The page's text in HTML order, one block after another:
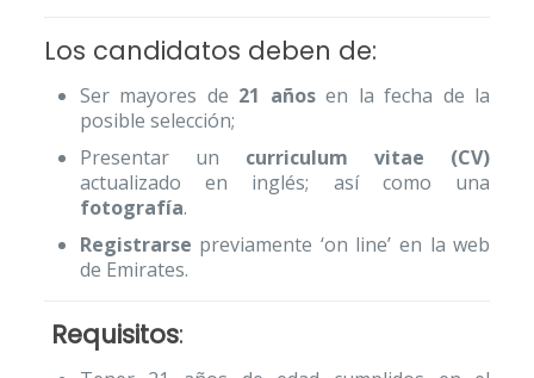
Los candidatos deben de:
Ser mayores de 21 añosen la fecha de la
posible selección;
Presentar un curriculum vitae (CV)
actualizado en inglés; así como una
fotografía.
Registrarse previamente ‘on line’ en la web
de Emirates.
Requisitos: